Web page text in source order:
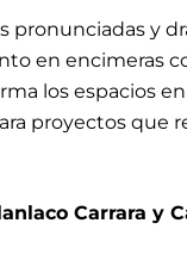
pronunciadas y
en encimeras
los espacios
proyectos
Carrara y